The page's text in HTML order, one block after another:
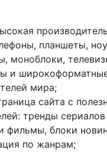
планшеты,
моноблоки,
и
мира;
сайта с
тренды
фильмы, блоки
по жанрам;